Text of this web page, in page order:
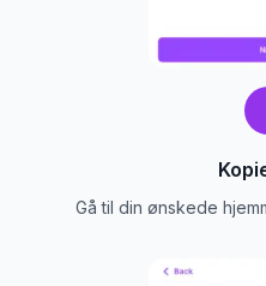
Gå til din ønskede